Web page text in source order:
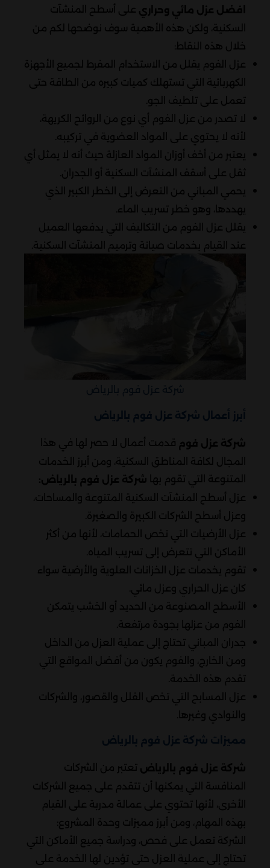
افضل عزل مائي وحراري على أسطح المنشآت
السكنية، ولكن هذه الأهمية سوف نوضحها لكم من
خلال هذه النقاط:
عزل الفوم يقلل من الاستخدام المفرط لجميع الأجهزة
الكهربائية التي تستهلك كميات كبيره من الطاقة حتى
تعمل على تلطيف الجو.
لا تصدر من عزل الفوم أي نوع من الروائح الكريهة،
لأنه لا يحتوي على المواد العضوية في تركيبه.
يعتبر من أخف أوزان المواد العازلة حيث أنه لا يمثل أي
ثقل على أسقف المنشآت السكنية أو الجدران.
يحمي المباني من التعرض إلى الخطر الكبير الذي
يهددها، وهو خطر تسريب الماء.
يقلل عزل الفوم من التكاليف التي يدفعها العميل
عند القيام بخدمات صيانة وترميم المنشآت السكنية.
أبرز أعمال شركة عزل فوم بالرياض
شركة عزل فوم قدمت أعمال لا حصر لها في هذا
المجال لكافة المناطق السكنية، ومن أبرز الخدمات
المتنوعة التي تقوم بها شركة عزل فوم بالرياض:
عزل أسطح المنشآت السكنية المتنوعة والمساحات،
وعزل أسطح الشركات الكبيرة والصغيرة.
عزل الأرضيات التي تخص الحمامات، لأنها من أكثر
الأماكن التي تتعرض إلى تسريب المياه.
تقوم يخدمات عزل الخزانات العلوية والأرضية سواء
كان عزل الحراري وعزل مائي.
الأسطح المصنوعة من الحديد أو الخشب يتمكن
الفوم من عزلها بجودة مرتفعة.
جدران المباني تحتاج إلى عملية العزل من الداخل
ومن الخارج، والفوم يكون من أفضل المواقع التي
تقدم هذه الخدمة.
عزل المسابح التي تخص الفلل والقصور، والشركات
والنوادي وغيرها.
مميزات شركة عزل فوم بالرياض
شركة عزل فوم بالرياض تعتبر من الشركات
المنافسة التي يمكنها أن تتقدم على جميع الشركات
الأخرى، لأنها تحتوي على عمالة مدربة على القيام
بهذه المهام، ومن أبرز مميزات وحدة المشروع:
الشركة تعمل على فحص، ودراسة جميع الأماكن التي
تحتاج إلى عملية العزل حتى تؤدين لها الخدمة على